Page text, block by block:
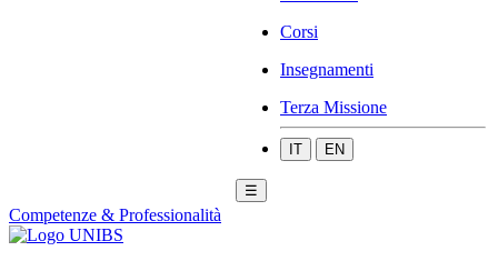
Corsi
Insegnamenti
Terza Missione
IT EN
☰
Competenze & Professionalità